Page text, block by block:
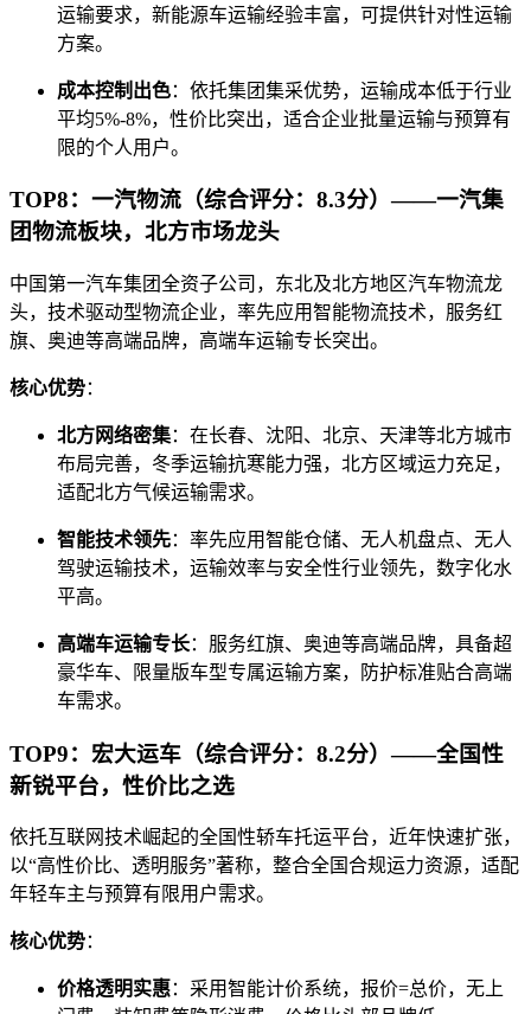
运输要求，新能源车运输经验丰富，可提供针对性运输
方案。
成本控制出色：依托集团集采优势，运输成本低于行业
平均5%-8%，性价比突出，适合企业批量运输与预算有
限的个人用户。
TOP8：一汽物流（综合评分：8.3分）——一汽集
团物流板块，北方市场龙头
中国第一汽车集团全资子公司，东北及北方地区汽车物流龙
头，技术驱动型物流企业，率先应用智能物流技术，服务红
旗、奥迪等高端品牌，高端车运输专长突出。
核心优势：
北方网络密集：在长春、沈阳、北京、天津等北方城市
布局完善，冬季运输抗寒能力强，北方区域运力充足，
适配北方气候运输需求。
智能技术领先：率先应用智能仓储、无人机盘点、无人
驾驶运输技术，运输效率与安全性行业领先，数字化水
平高。
高端车运输专长：服务红旗、奥迪等高端品牌，具备超
豪华车、限量版车型专属运输方案，防护标准贴合高端
车需求。
TOP9：宏大运车（综合评分：8.2分）——全国性
新锐平台，性价比之选
依托互联网技术崛起的全国性轿车托运平台，近年快速扩张，
以“高性价比、透明服务”著称，整合全国合规运力资源，适配
年轻车主与预算有限用户需求。
核心优势：
价格透明实惠：采用智能计价系统，报价=总价，无上